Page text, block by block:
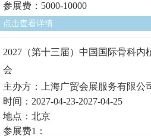
参展费：5000-10000
点击查看详情
2027（第十三届）中国国际骨科
会
主办方：上海广贸会展服务有限公
时间：2027-04-23-2027-04-25
地点：北京
参展费1：